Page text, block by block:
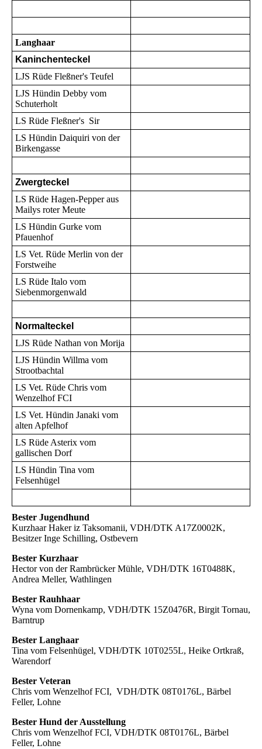
Langhaar
Kaninchenteckel
LJS Rüde Fleßner's Teufel
LJS Hündin Debby vom
Schuterholt
LS Rüde Fleßner's Sir
LS Hündin Daiquiri von der
Birkengasse
Zwergteckel
LS Rüde Hagen-Pepper aus
Mailys roter Meute
LS Hündin Gurke vom
Pfauenhof
LS Vet. Rüde Merlin von der
Forstweihe
LS Rüde Italo vom
Siebenmorgenwald
Normalteckel
LJS Rüde Nathan von Morija
LJS Hündin Willma vom
Strootbachtal
LS Vet. Rüde Chris vom
Wenzelhof FCI
LS Vet. Hündin Janaki vom
alten Apfelhof
LS Rüde Asterix vom
gallischen Dorf
LS Hündin Tina vom
Felsenhügel
Bester Jugendhund
Kurzhaar Haker iz Taksomanii, VDH/DTK A17Z0002K,
Besitzer Inge Schilling, Ostbevern
Bester Kurzhaar
Hector von der Rambrücker Mühle, VDH/DTK 16T0488K,
Andrea Meller, Wathlingen
Bester Rauhhaar
Wyna vom Dornenkamp, VDH/DTK 15Z0476R, Birgit Tornau,
Barntrup
Bester Langhaar
Tina vom Felsenhügel, VDH/DTK 10T0255L, Heike Ortkraß,
Warendorf
Bester Veteran
Chris vom Wenzelhof FCI, VDH/DTK 08T0176L, Bärbel
Feller, Lohne
Bester Hund der Ausstellung
Chris vom Wenzelhof FCI, VDH/DTK 08T0176L, Bärbel
Feller, Lohne